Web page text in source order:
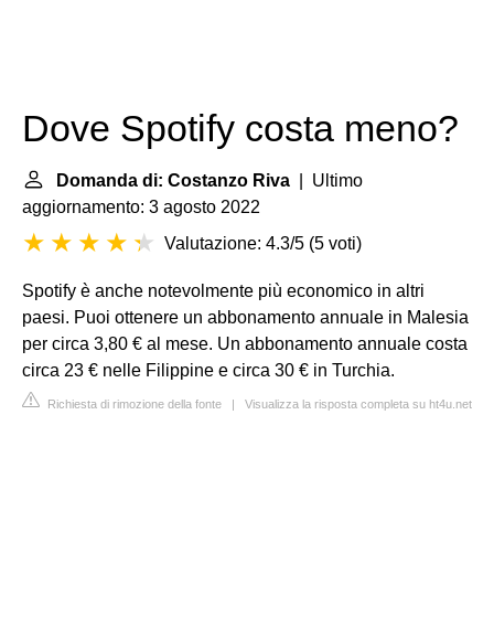
Dove Spotify costa meno?
Domanda di: Costanzo Riva | Ultimo
aggiornamento: 3 agosto 2022
Valutazione: 4.3/5 (5 voti)
Spotify è anche notevolmente più economico in altri
paesi. Puoi ottenere un abbonamento annuale in Malesia
per circa 3,80 € al mese. Un abbonamento annuale costa
circa 23 € nelle Filippine e circa 30 € in Turchia.
Richiesta di rimozione della fonte | Visualizza la risposta completa su ht4u.net